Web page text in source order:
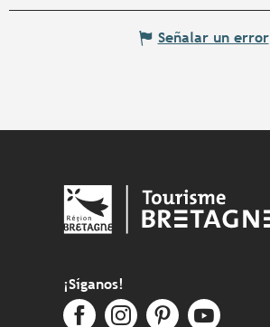
Señalar un error
¡Síganos!